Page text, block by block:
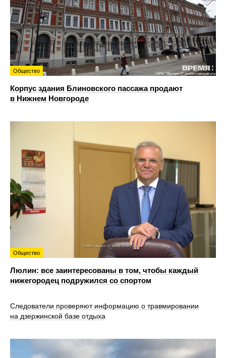
Общество
Корпус здания Блиновского пассажа продают
в Нижнем Новгороде
Общество
Люлин: все заинтересованы в том, чтобы каждый
нижегородец подружился со спортом
Следователи проверяют информацию о травмировании
на дзержинской базе отдыха